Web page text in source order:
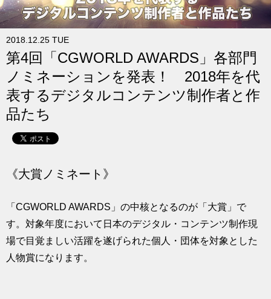
クリエイターズID
求人
2018.12.25 TUE
第4回「CGWORLD AWARDS」各部門
ノミネーションを発表！ 2018年を代
表するデジタルコンテンツ制作者と作
品たち
《大賞ノミネート》
「CGWORLD AWARDS」の中核となるのが「大賞」で
す。対象年度において日本のデジタル・コンテンツ制作現
場で目覚ましい活躍を遂げられた個人・団体を対象とした
人物賞になります。